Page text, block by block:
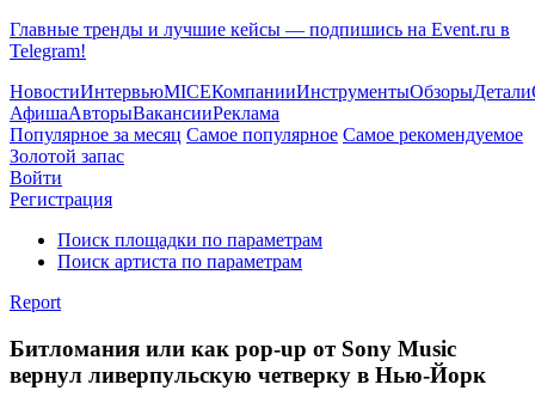
Главные тренды и лучшие кейсы — подпишись на Event.ru в
Telegram!
НовостиИнтервьюMICEКомпанииИнструментыОбзорыДетали
АфишаАвторыВакансииРеклама
Популярное за месяц Самое популярное Самое рекомендуемое
Золотой запас
Войти
Регистрация
Поиск площадки по параметрам
Поиск артиста по параметрам
Report
Битломания или как pop-up от Sony Music
вернул ливерпульскую четверку в Нью-Йорк